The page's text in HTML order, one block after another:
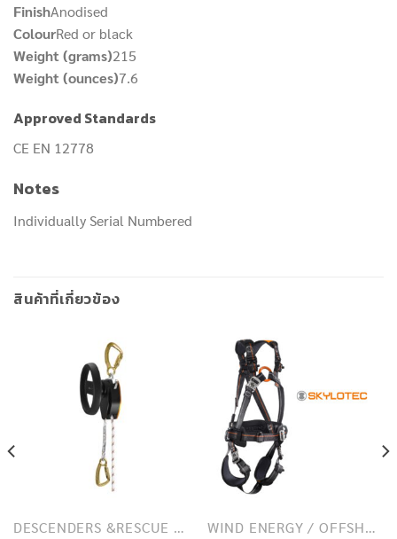
FinishAnodised
ColourRed or black
Weight (grams)215
Weight (ounces)7.6
Approved Standards
CE EN 12778
Notes
Individually Serial Numbered
สินค้าที่เกี่ยวข้อง
DESCENDERS &RESCUE DEVICES
WIND ENERGY / OFFSHORE INDUSTRY